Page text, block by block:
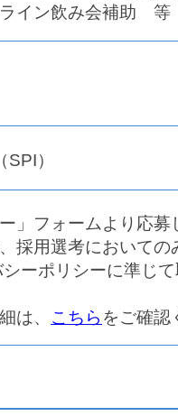
イン飲み会補助 等
）
」フォームより応募
採用選考においての
ーポリシーに準じ
は、 こちら をご確認